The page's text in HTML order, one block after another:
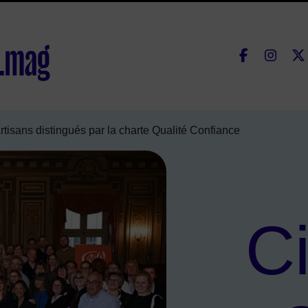
de Courbevoie
distingués par la charte Qualité Confiance